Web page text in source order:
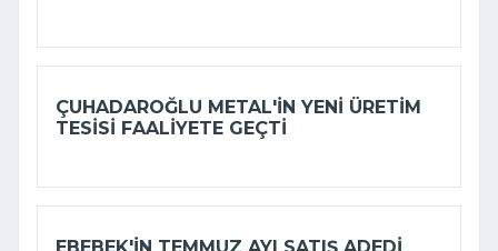
ÇUHADAROĞLU METAL'IN YENI ÜRETIM
TESISI FAALIYETE GEÇTI